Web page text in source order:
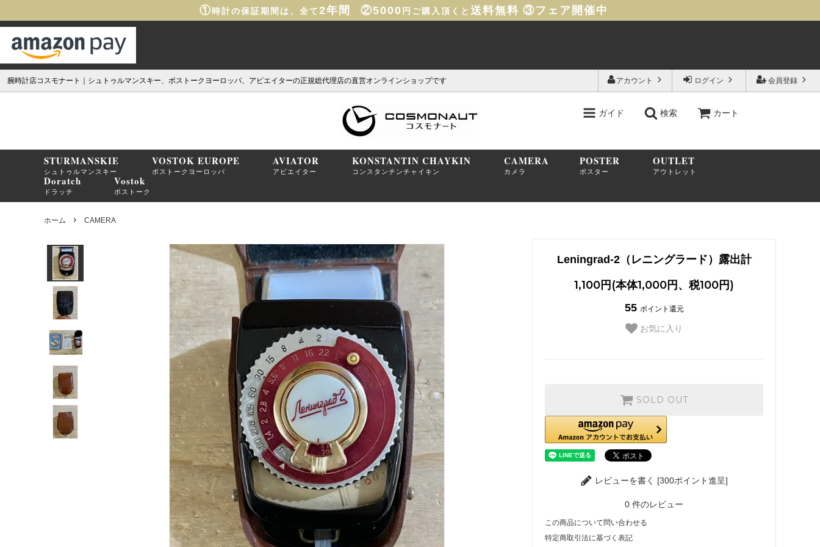
① 時計の保証期間は、全て2年間 ②5000 円ご購入頂くと 送料無料 ③フェア開催中
会員登録
ログイン
アカウント
腕時計店コスモナート｜シュトゥルマンスキー、ボストークヨーロッパ、アビエイターの正規総代理店の直営オンラインショップです
ガイド 検索 カート
STURMANSKIE
シュトゥルマンスキー
VOSTOK EUROPE
ボストークヨーロッパ
AVIATOR
アビエイター
KONSTANTIN CHAYKIN
コンスタンチンチャイキン
CAMERA
カメラ
POSTER
ポスター
OUTLET
アウトレット
Doratch
ドラッチ
Vostok
ボストーク
ホーム CAMERA
Leningrad-2（レニングラード）露出計
1,100円(本体1,000円、税100円)
55 ポイント還元
お気に入り
SOLD OUT
レビューを書く [300ポイント進呈]
0 件のレビュー
この商品について問い合わせる
特定商取引法に基づく表記